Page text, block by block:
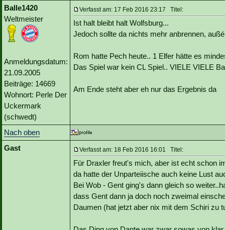
Balle1420
Weltmeister
Anmeldungsdatum:
21.09.2005
Beiträge: 14669
Wohnort: Perle Der
Uckermark
(schwedt)
Verfasst am: 17 Feb 2016 23:17 Titel:
Ist halt bleibt halt Wolfsburg...
Jedoch sollte da nichts mehr anbrennen,
Rom hatte Pech heute.. 1 Elfer hätte es
Das Spiel war kein CL Spiel.. VIELE VIELE
Am Ende steht aber eh nur das Ergebnis da
Nach oben
Gast
Verfasst am: 18 Feb 2016 16:01 Titel:
Für Draxler freut's mich, aber ist echt schon
da hatte der Unparteiische auch keine Lust
Bei Wob - Gent ging's dann gleich so
dass Gent dann ja doch noch zweimal
Daumen (hat jetzt aber nix mit dem Schiri zu